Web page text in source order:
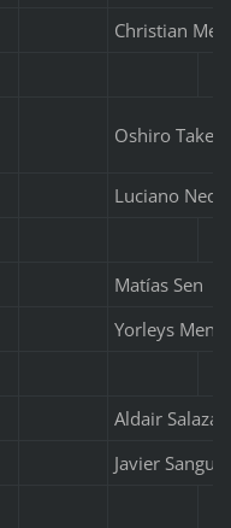
Christian
Oshiro
Luciano
Matías Sen
Yorleys
Aldair Salazar
Javier